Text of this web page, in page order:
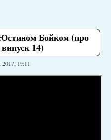
Бойком (про
випуск 14)
2017, 19:11